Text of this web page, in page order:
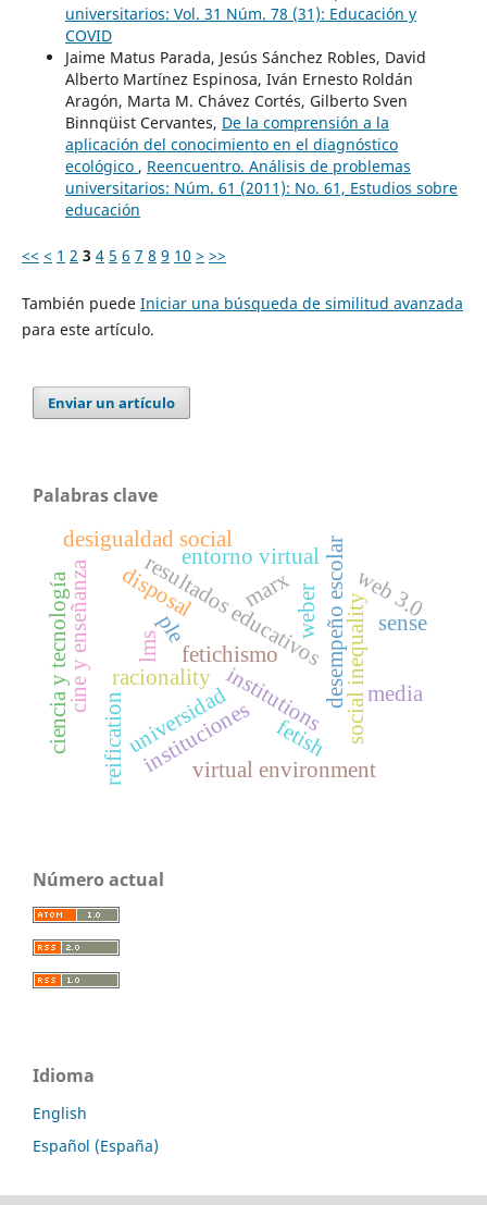
universitarios: Vol. 31 Núm. 78 (31): Educación y
COVID
Jaime Matus Parada, Jesús Sánchez Robles, David
Alberto Martínez Espinosa, Iván Ernesto Roldán
Aragón, Marta M. Chávez Cortés, Gilberto Sven
Binnqüist Cervantes, De la comprensión a la
aplicación del conocimiento en el diagnóstico
ecológico , Reencuentro. Análisis de problemas
universitarios: Núm. 61 (2011): No. 61, Estudios sobre
educación
<< < 1 2 3 4 5 6 7 8 9 10 > >>
También puede Iniciar una búsqueda de similitud avanzada
para este artículo.
Enviar un artículo
Palabras clave
universidad
fetichismo
resultados educativosdesempeño escolarsocial inequality
desigualdad social
racionality
weber
institutions
instituciones fetish
disposal
reification
marx
media
cine y enseñanza
ciencia y tecnología
virtual environment
ple
lms
entorno virtual
web 3.0
sense
Número actual
Idioma
English
Español (España)